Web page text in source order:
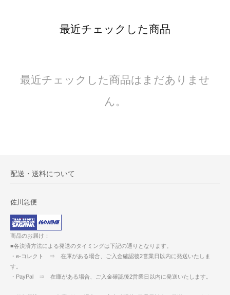
最近チェックした商品
最近チェックした商品はまだありませ
ん。
配送・送料について
佐川急便
商品のお届け：
■各決済方法による発送のタイミングは下記の通りとなります。
・e-コレクト ⇒ 在庫がある場合、ご入金確認後2営業日以内に発送いたしま
す。
・PayPal ⇒ 在庫がある場合、ご入金確認後2営業日以内に発送いたします。